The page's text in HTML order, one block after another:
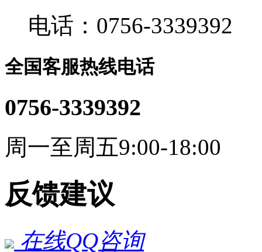
电话：0756-3339392
全国客服热线电话
0756-3339392
周一至周五9:00-18:00
反馈建议
在线QQ咨询